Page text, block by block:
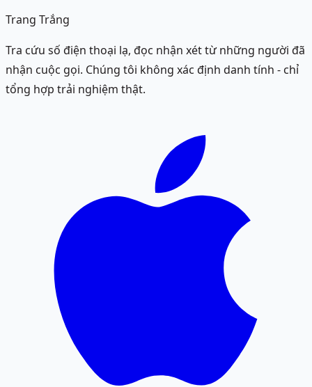
Trang Trắng
Tra cứu số điện thoại lạ, đọc nhận xét từ những người đã
nhận cuộc gọi. Chúng tôi không xác định danh tính - chỉ
tổng hợp trải nghiệm thật.